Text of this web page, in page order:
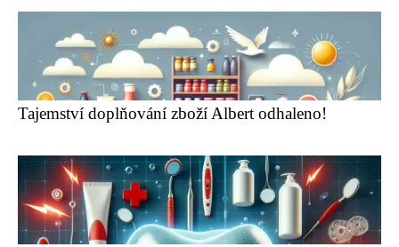
Tajemství doplňování zboží Albert odhaleno!